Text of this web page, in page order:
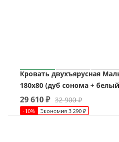
Кровать двухъярусная
180х80 (дуб сонома +
29 610₽ 32 900₽
-10% Экономия 3 290 ₽